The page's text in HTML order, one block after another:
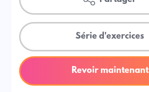
Série d'exercices
Revoir maintenant